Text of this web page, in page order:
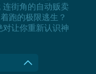
街角的自动贩卖
跑的极限逃生？
让你重新认识神